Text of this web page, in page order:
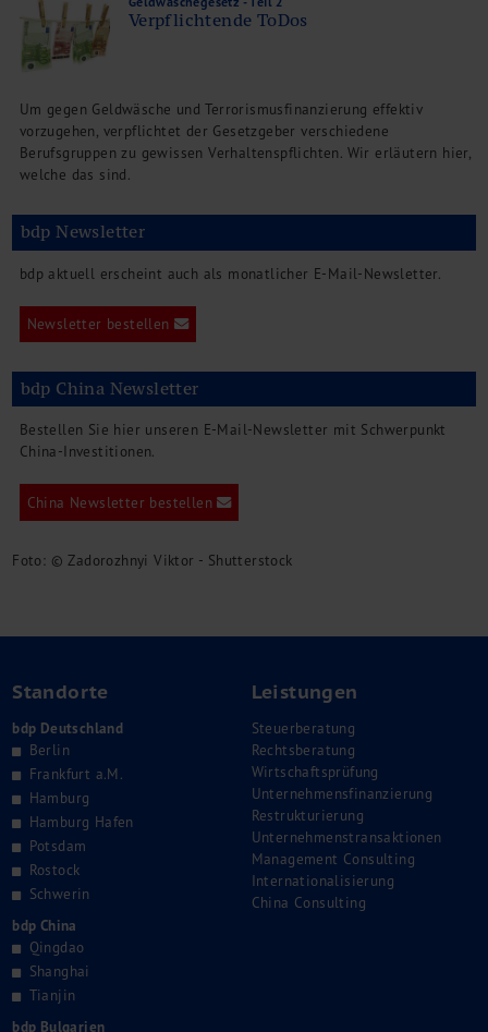
Verpflichtende ToDos
Um gegen Geldwäsche und Terrorismusfinanzierung effektiv
vorzugehen, verpflichtet der Gesetzgeber verschiedene
Berufsgruppen zu gewissen Verhaltenspflichten. Wir erläutern hier,
welche das sind.
bdp Newsletter
bdp aktuell erscheint auch als monatlicher E-Mail-Newsletter.
Newsletter bestellen
bdp China Newsletter
Bestellen Sie hier unseren E-Mail-Newsletter mit Schwerpunkt
China-Investitionen.
China Newsletter bestellen
Foto: © Zadorozhnyi Viktor - Shutterstock
Standorte
bdp Deutschland
Berlin
Frankfurt a.M.
Hamburg
Hamburg Hafen
Potsdam
Rostock
Schwerin
bdp China
Qingdao
Shanghai
Tianjin
bdp Bulgarien
Leistungen
Steuerberatung
Rechtsberatung
Wirtschaftsprüfung
Unternehmensfinanzierung
Restrukturierung
Unternehmenstransaktionen
Management Consulting
Internationalisierung
China Consulting